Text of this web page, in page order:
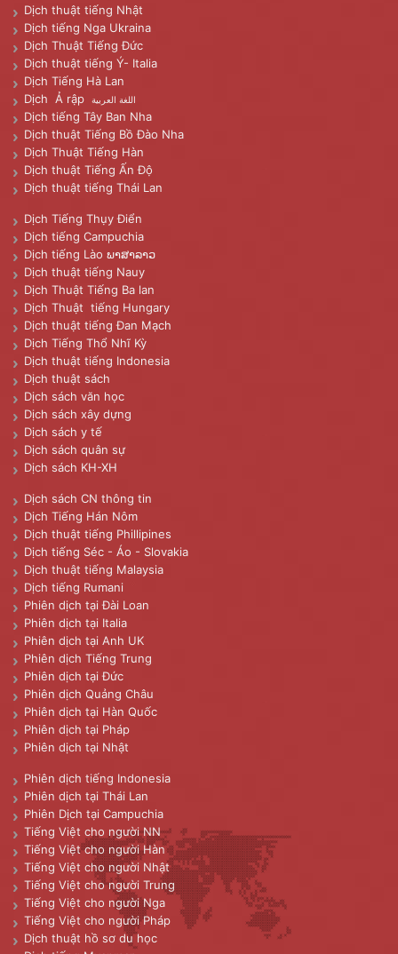
Dịch thuật tiếng Nhật
Dịch tiếng Nga Ukraina
Dịch Thuật Tiếng Đức
Dịch thuật tiếng Ý- Italia
Dịch Tiếng Hà Lan
Dịch Ả rập
اللغة العربية
Dịch tiếng Tây Ban Nha
Dịch thuật Tiếng Bồ Đào Nha
Dịch Thuật Tiếng Hàn
Dịch thuật Tiếng Ấn Độ
Dịch thuật tiếng Thái Lan
Dịch Tiếng Thụy Điển
Dịch tiếng Campuchia
Dịch tiếng Lào ພາສາລາວ
Dịch thuật tiếng Nauy
Dịch Thuật Tiếng Ba lan
Dịch Thuật tiếng Hungary
Dịch thuật tiếng Đan Mạch
Dịch Tiếng Thổ Nhĩ Kỳ
Dịch thuật tiếng Indonesia
Dịch thuật sách
Dịch sách văn học
Dịch sách xây dựng
Dịch sách y tế
Dịch sách quân sự
Dịch sách KH-XH
Dịch sách CN thông tin
Dịch Tiếng Hán Nôm
Dịch thuật tiếng Phillipines
Dịch tiếng Séc - Áo - Slovakia
Dịch thuật tiếng Malaysia
Dịch tiếng Rumani
Phiên dịch tại Đài Loan
Phiên dịch tại Italia
Phiên dịch tại Anh UK
Phiên dịch Tiếng Trung
Phiên dịch tại Đức
Phiên dịch Quảng Châu
Phiên dịch tại Hàn Quốc
Phiên dịch tại Pháp
Phiên dịch tại Nhật
Phiên dịch tiếng Indonesia
Phiên dịch tại Thái Lan
Phiên Dịch tại Campuchia
Tiếng Việt cho người NN
Tiếng Việt cho người Hàn
Tiếng Việt cho người Nhật
Tiếng Việt cho người Trung
Tiếng Việt cho người Nga
Tiếng Việt cho người Pháp
Dịch thuật hồ sơ du học